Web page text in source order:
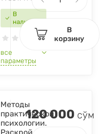
В
наличии
все
параметры
В
корзину
Методы
практической
психологии.
120 000 сўм